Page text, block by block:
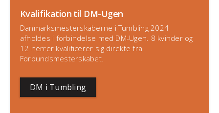
Kvalifikation til DM-Ugen
Danmarksmesterskaberne i Tumbling 2024
afholdes i forbindelse med DM-Ugen. 8 kvinder og
12 herrer kvalificerer sig direkte fra
Forbundsmesterskabet.
DM i Tumbling